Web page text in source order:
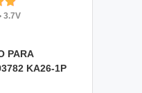
3.7V
PARA
KA26-1P